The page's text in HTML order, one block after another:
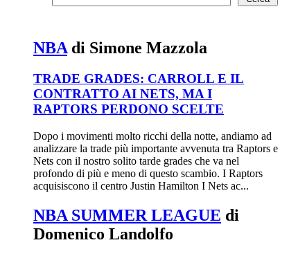
NBA di Simone Mazzola
TRADE GRADES: CARROLL E IL
CONTRATTO AI NETS, MA I
RAPTORS PERDONO SCELTE
Dopo i movimenti molto ricchi della notte, andiamo ad
analizzare la trade più importante avvenuta tra Raptors e
Nets con il nostro solito tarde grades che va nel
profondo di più e meno di questo scambio. I Raptors
acquisiscono il centro Justin Hamilton I Nets ac...
NBA SUMMER LEAGUE di
Domenico Landolfo